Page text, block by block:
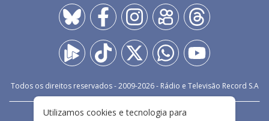
Todos os direitos reservados - 2009-2026- Rádio e Televisão Record S.A
Utilizamos cookies e tecnologia para